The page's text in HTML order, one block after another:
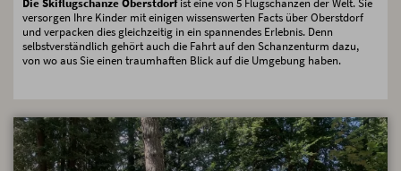
Die Skiflugschanze Oberstdorfist eine von 5 Flugschanzen der Welt. Sie
versorgen Ihre Kinder mit einigen wissenswerten Facts über Oberstdorf
und verpacken dies gleichzeitig in ein spannendes Erlebnis. Denn
selbstverständlich gehört auch die Fahrt auf den Schanzenturm dazu,
von wo aus Sie einen traumhaften Blick auf die Umgebung haben.